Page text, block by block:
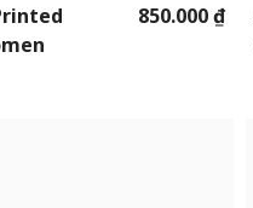
850.000 ₫